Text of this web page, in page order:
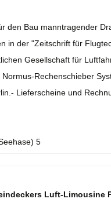
den Bau manntragender
in der "Zeitschrift für
Gesellschaft für
Rechenschieber
Lieferscheine und
5
Luft-Limousine